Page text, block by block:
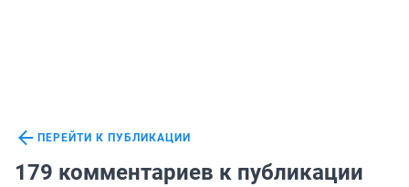
ПЕРЕЙТИ К ПУБЛИКАЦИИ
179 комментариев к публикации